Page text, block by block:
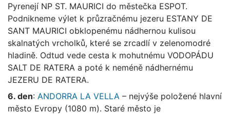
Pyrenejí NP ST. MAURICI do městečka ESPOT.
Podnikneme výlet k průzračnému jezeru ESTANY DE
SANT MAURICI obklopenému nádhernou kulisou
skalnatých vrcholků, které se zrcadlí v zelenomodré
hladině. Odtud vede cesta k mohutnému VODOPÁDU
SALT DE RATERA a poté k neméně nádhernému
JEZERU DE RATERA.
6. den: ANDORRA LA VELLA – nejvýše položené hlavní
město Evropy (1080 m). Staré město je